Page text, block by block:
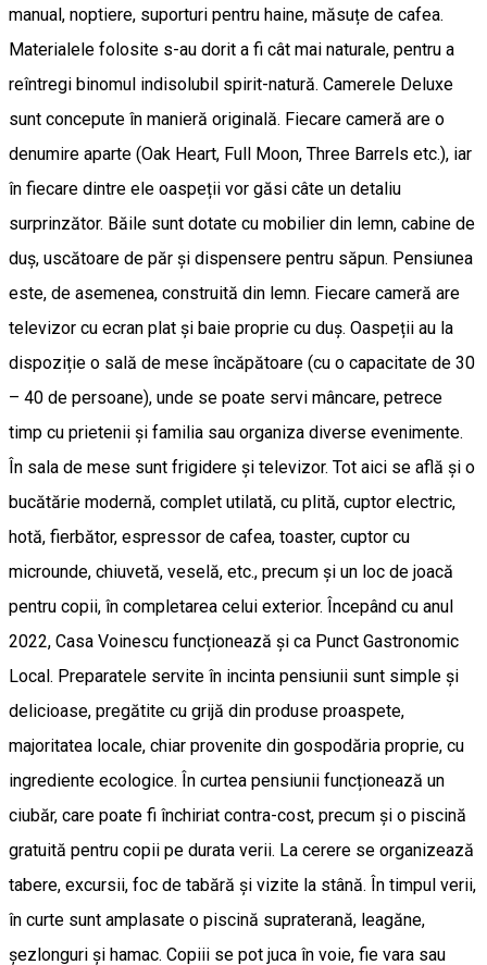
manual, noptiere, suporturi pentru haine, măsuțe de cafea.
Materialele folosite s-au dorit a fi cât mai naturale, pentru a
reîntregi binomul indisolubil spirit-natură. Camerele Deluxe
sunt concepute în manieră originală. Fiecare cameră are o
denumire aparte (Oak Heart, Full Moon, Three Barrels etc.), iar
în fiecare dintre ele oaspeții vor găsi câte un detaliu
surprinzător. Băile sunt dotate cu mobilier din lemn, cabine de
duș, uscătoare de păr și dispensere pentru săpun. Pensiunea
este, de asemenea, construită din lemn. Fiecare cameră are
televizor cu ecran plat și baie proprie cu duș. Oaspeții au la
dispoziție o sală de mese încăpătoare (cu o capacitate de 30
– 40 de persoane), unde se poate servi mâncare, petrece
timp cu prietenii și familia sau organiza diverse evenimente.
În sala de mese sunt frigidere și televizor. Tot aici se află și o
bucătărie modernă, complet utilată, cu plită, cuptor electric,
hotă, fierbător, espressor de cafea, toaster, cuptor cu
microunde, chiuvetă, veselă, etc., precum și un loc de joacă
pentru copii, în completarea celui exterior. Începând cu anul
2022, Casa Voinescu funcționează și ca Punct Gastronomic
Local. Preparatele servite în incinta pensiunii sunt simple și
delicioase, pregătite cu grijă din produse proaspete,
majoritatea locale, chiar provenite din gospodăria proprie, cu
ingrediente ecologice. În curtea pensiunii funcționează un
ciubăr, care poate fi închiriat contra-cost, precum și o piscină
gratuită pentru copii pe durata verii. La cerere se organizează
tabere, excursii, foc de tabără și vizite la stână. În timpul verii,
în curte sunt amplasate o piscină supraterană, leagăne,
șezlonguri și hamac. Copiii se pot juca în voie, fie vara sau